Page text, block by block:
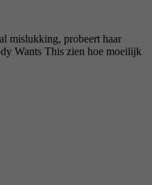
mislukking, probeert haar
Wants This zien hoe moeilijk